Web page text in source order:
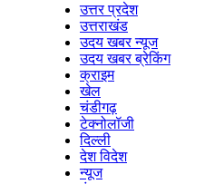
उत्तर प्रदेश
उत्तराखंड
उदय खबर न्यूज
उदय खबर ब्रेकिंग
क्राइम
खेल
चंडीगढ़
टेक्नोलॉजी
दिल्ली
देश विदेश
न्यूज